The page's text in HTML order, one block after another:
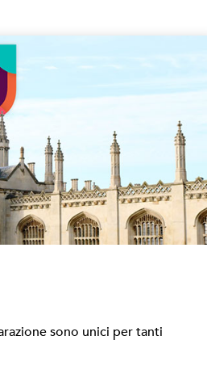
sono unici per tanti